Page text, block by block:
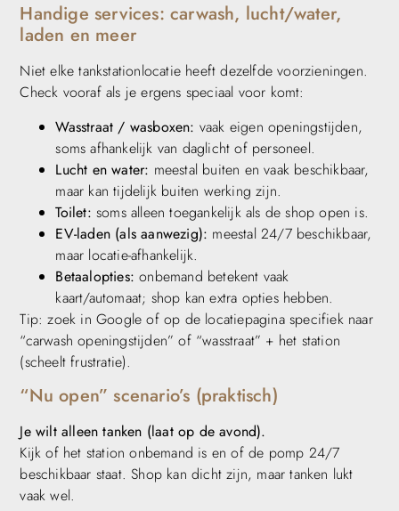
Handige services: carwash, lucht/water,
laden en meer
Niet elke tankstationlocatie heeft dezelfde voorzieningen.
Check vooraf als je ergens speciaal voor komt:
Wasstraat / wasboxen: vaak eigen openingstijden,
soms afhankelijk van daglicht of personeel.
Lucht en water: meestal buiten en vaak beschikbaar,
maar kan tijdelijk buiten werking zijn.
Toilet: soms alleen toegankelijk als de shop open is.
EV-laden (als aanwezig): meestal 24/7 beschikbaar,
maar locatie-afhankelijk.
Betaalopties: onbemand betekent vaak
kaart/automaat; shop kan extra opties hebben.
Tip: zoek in Google of op de locatiepagina specifiek naar
“carwash openingstijden” of “wasstraat” + het station
(scheelt frustratie).
“Nu open” scenario’s (praktisch)
Je wilt alleen tanken (laat op de avond).
Kijk of het station onbemand is en of de pomp 24/7
beschikbaar staat. Shop kan dicht zijn, maar tanken lukt
vaak wel.